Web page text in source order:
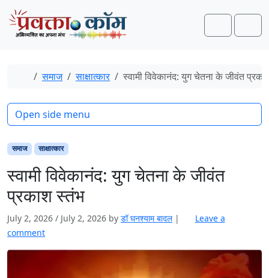
Skip to content
Skip to footer
Search
Home
समाज साक्षात्‍कार स्वामी विवेकानंद: युग चेतना के जीवंत
समाज साक्षात्‍कार
स्वामी विवेकानंद: युग चेतना के जीवंत
प्रकाश स्तंभ
July 2, 2026 / July 2, 2026 by डॉ घनश्याम बादल |
Leave a
comment
Open side menu